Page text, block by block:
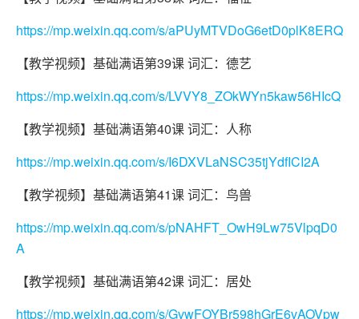
https://mp.weixin.qq.com/s/aPUyMTVDoG6etD0plK8ERQ
【教学视频】基础满语第39课 词汇：德艺
https://mp.weixin.qq.com/s/LVVY8_ZOkWYn5kaw56HIcQ
【教学视频】基础满语第40课 词汇：人称
https://mp.weixin.qq.com/s/I6DXVLaNSC35tjYdfICI2A
【教学视频】基础满语第41课 词汇：鸟兽
https://mp.weixin.qq.com/s/pNAHFT_OwH9Lw75VlpqD0
A
【教学视频】基础满语第42课 词汇：居处
https://mp.weixin.qq.com/s/GvwFOYBr598hGrE6vAOVpw